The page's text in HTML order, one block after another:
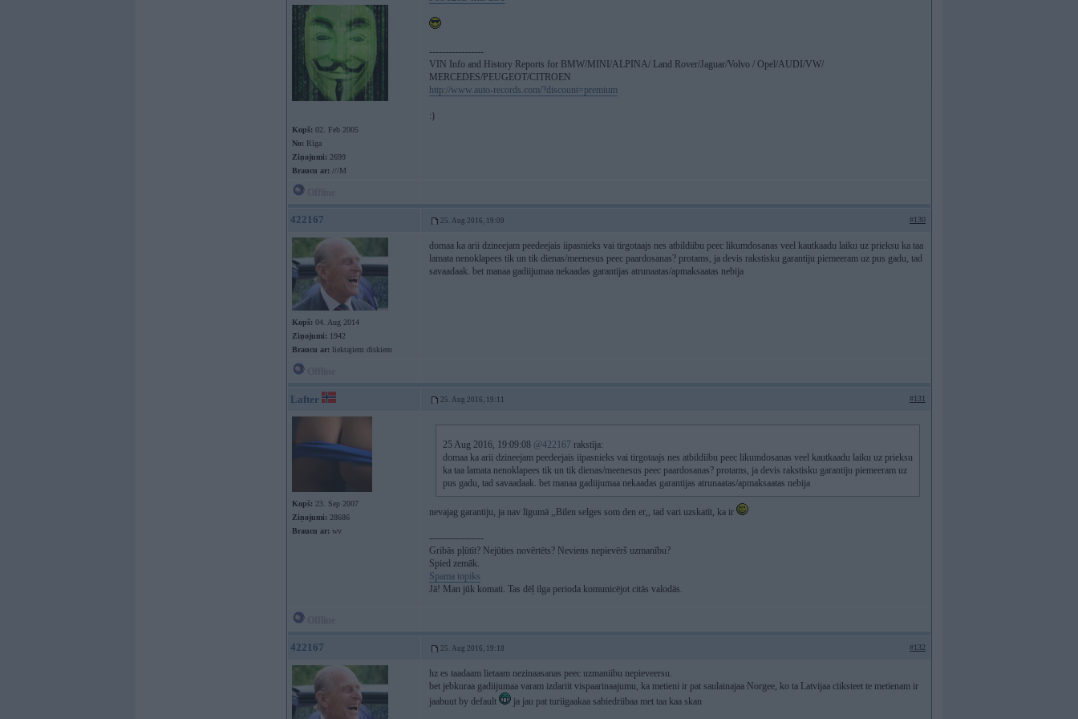
Kopš: 02. Feb 2005
No: Rīga
Ziņojumi: 2699
Braucu ar: ///M
-----------------
VIN Info and History Reports for BMW/MINI/ALPINA/ Land Rover/Jaguar/Volvo / Opel/AUDI/VW/
MERCEDES/PEUGEOT/CITROEN
http://www.auto-records.com/?discount=premium
:)
422167 25. Aug 2016, 19:09 #130
Kopš: 04. Aug 2014
Ziņojumi: 1942
Braucu ar: liektajiem diskiem
domaa ka arii dzineejam peedeejais iipasnieks vai tirgotaajs nes atbildiibu peec likumdosanas veel kautkaadu laiku uz prieksu ka taa
lamata nenoklapees tik un tik dienas/meenesus peec paardosanas? protams, ja devis rakstisku garantiju piemeeram uz pus gadu, tad
savaadaak. bet manaa gadiijumaa nekaadas garantijas atrunaatas/apmaksaatas nebija
Lafter 25. Aug 2016, 19:11 #131
Kopš: 23. Sep 2007
Ziņojumi: 28686
Braucu ar: wv
25 Aug 2016, 19:09:08 @422167 rakstīja:
domaa ka arii dzineejam peedeejais iipasnieks vai tirgotaajs nes atbildiibu peec likumdosanas veel kautkaadu laiku uz prieksu
ka taa lamata nenoklapees tik un tik dienas/meenesus peec paardosanas? protams, ja devis rakstisku garantiju piemeeram uz
pus gadu, tad savaadaak. bet manaa gadiijumaa nekaadas garantijas atrunaatas/apmaksaatas nebija
nevajag garantiju, ja nav līgumā ,,Bilen selges som den er,, tad vari uzskatīt, ka ir
-----------------
Gribās pļūtīt? Nejūties novērtēts? Neviens nepievērš uzmanību?
Spied zemāk.
Spama topiks
Jā! Man jūk komati. Tas dēļ ilga perioda komunicējot citās valodās.
422167 25. Aug 2016, 19:18 #132
hz es taadaam lietaam nezinaasanas peec uzmaniibu nepieveersu.
bet jebkuraa gadiijumaa varam izdariit vispaarinaajumu, ka metieni ir pat saulainajaa Norgee, ko ta Latvijaa ciiksteet te metienam ir
jaabuut by default
ja jau pat turiigaakaa sabiedriibaa met taa kaa skan